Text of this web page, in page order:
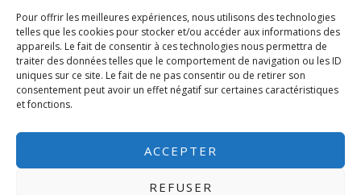
Pour offrir les meilleures expériences, nous utilisons des technologies
telles que les cookies pour stocker et/ou accéder aux informations des
appareils. Le fait de consentir à ces technologies nous permettra de
traiter des données telles que le comportement de navigation ou les ID
uniques sur ce site. Le fait de ne pas consentir ou de retirer son
consentement peut avoir un effet négatif sur certaines caractéristiques
et fonctions.
ACCEPTER
REFUSER
Contact
Conseillère immobilier indépendante
Spécialiste du marché immobilier à Arcachon et ses alentours.
Je ne vous vends pas du rêve, je vous aide à les réaliser